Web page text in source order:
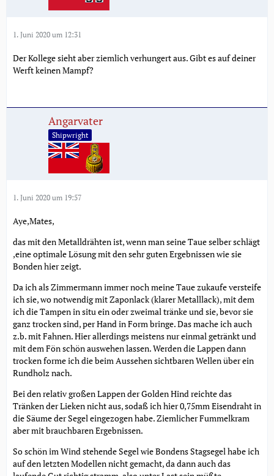
1. Juni 2020 um 12:31
Der Kollege sieht aber ziemlich verhungert aus. Gibt es auf deiner
Werft keinen Mampf?
Angarvater
Shipwright
1. Juni 2020 um 19:57
Aye,Mates,
das mit den Metalldrähten ist, wenn man seine Taue selber schlägt
,eine optimale Lösung mit den sehr guten Ergebnissen wie sie
Bonden hier zeigt.
Da ich als Zimmermann immer noch meine Taue zukaufe versteife
ich sie, wo notwendig mit Zaponlack (klarer Metalllack), mit dem
ich die Tampen in situ ein oder zweimal tränke und sie, bevor sie
ganz trocken sind, per Hand in Form bringe. Das mache ich auch
z.b. mit Fahnen. Hier allerdings meistens nur einmal getränkt und
mit dem Fön schön auswehen lassen. Werden die Lappen dann
trocken forme ich die beim Aussehen sichtbaren Wellen über ein
Rundholz nach.
Bei den relativ großen Lappen der Golden Hind reichte das
Tränken der Lieken nicht aus, sodaß ich hier 0,75mm Eisendraht in
die Säume der Segel eingezogen habe. Ziemlicher Fummelkram
aber mit brauchbaren Ergebnissen.
So schön im Wind stehende Segel wie Bondens Stagsegel habe ich
auf den letzten Modellen nicht gemacht, da dann auch das